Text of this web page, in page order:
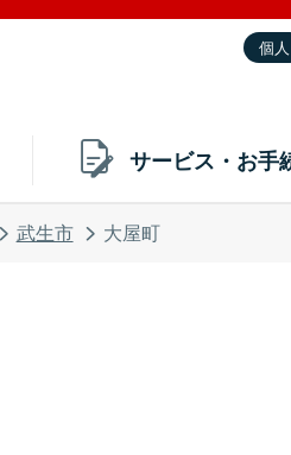
個人
サービス・お手
武生市 大屋町